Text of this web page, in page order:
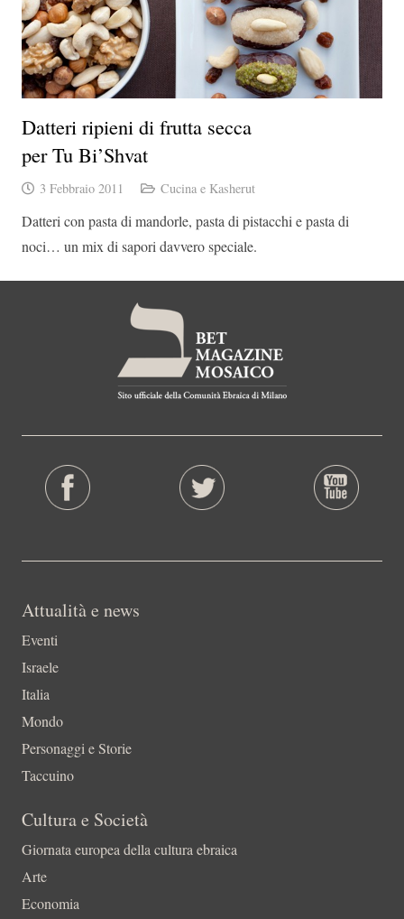
Datteri ripieni di frutta secca
per Tu Bi’Shvat
3 Febbraio 2011 Cucina e Kasherut
Datteri con pasta di mandorle, pasta di pistacchi e pasta di
noci… un mix di sapori davvero speciale.
Attualità e news
Eventi
Israele
Italia
Mondo
Personaggi e Storie
Taccuino
Cultura e Società
Giornata europea della cultura ebraica
Arte
Economia